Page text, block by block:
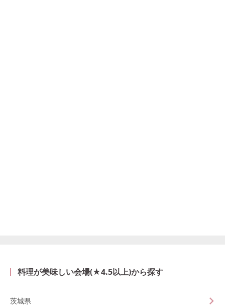
料理が美味しい会場(★4.5以上)から探す
茨城県